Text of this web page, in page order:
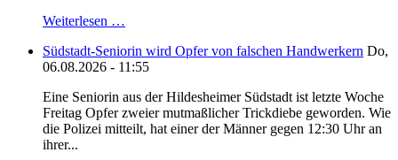
Weiterlesen …
Südstadt-Seniorin wird Opfer von falschen Handwerkern Do,
06.08.2026 - 11:55
Eine Seniorin aus der Hildesheimer Südstadt ist letzte Woche
Freitag Opfer zweier mutmaßlicher Trickdiebe geworden. Wie
die Polizei mitteilt, hat einer der Männer gegen 12:30 Uhr an
ihrer...